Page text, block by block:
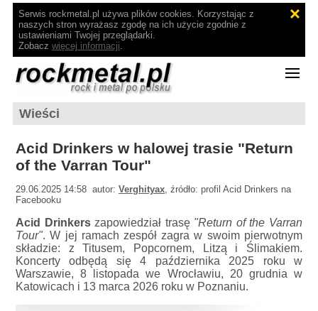
Serwis rockmetal.pl używa plików cookies. Korzystając z
naszych stron wyrażasz zgodę na ich użycie zgodnie z
ustawieniami Twojej przeglądarki.
Zobacz więcej informacji.
Wieści
Acid Drinkers w halowej trasie "Return
of the Varran Tour"
29.06.2025 14:58 autor:Verghityax, źródło: profil Acid Drinkers na
Facebooku
Acid Drinkerszapowiedział trasę "Return of the Varran
Tour". W jej ramach zespół zagra w swoim pierwotnym
składzie: z Titusem, Popcornem, Litzą i Ślimakiem.
Koncerty odbędą się 4 października 2025 roku w
Warszawie, 8 listopada we Wrocławiu, 20 grudnia w
Katowicach i 13 marca 2026 roku w Poznaniu.